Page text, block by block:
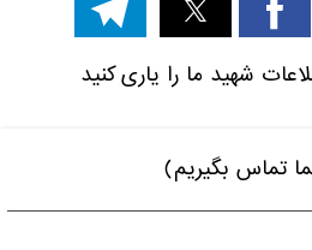
شهید ما را یاری کنید
تماس بگیریم)